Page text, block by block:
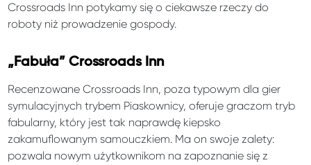
Crossroads Inn potykamy się o ciekawsze rzeczy do
roboty niż prowadzenie gospody.
„Fabuła” Crossroads Inn
Recenzowane Crossroads Inn, poza typowym dla gier
symulacyjnych trybem Piaskownicy, oferuje graczom tryb
fabularny, który jest tak naprawdę kiepsko
zakamuflowanym samouczkiem. Ma on swoje zalety:
pozwala nowym użytkownikom na zapoznanie się z